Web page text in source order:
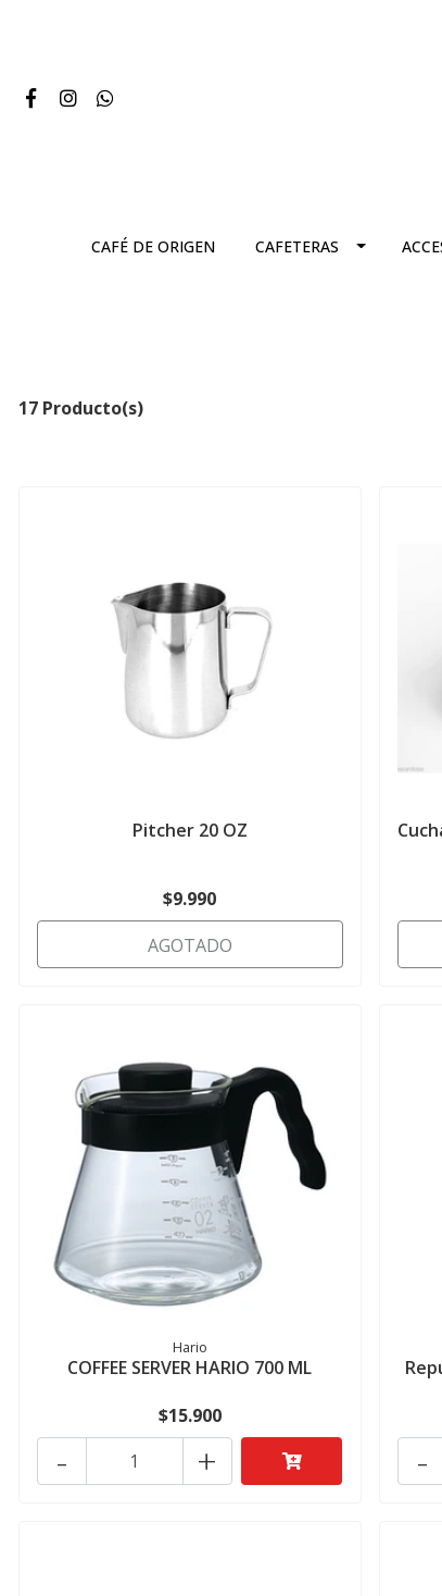
CAFÉ DE ORIGEN CAFETERAS
17 Producto(s)
Pitcher 20 OZ
$9.990
AGOTADO
Hario
COFFEE SERVER HARIO 700 ML
$15.900
+
- -